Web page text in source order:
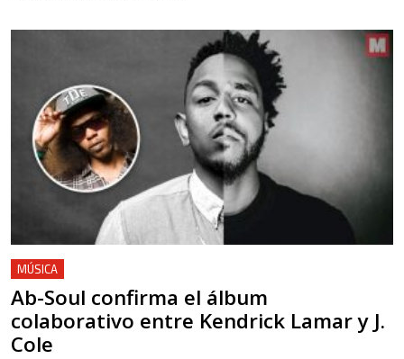
MÚSICA
Ab-Soul confirma el álbum
colaborativo entre Kendrick Lamar y J.
Cole